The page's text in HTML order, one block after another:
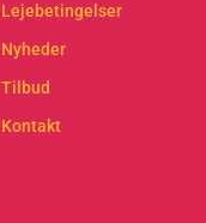
Lejebetingelser
Nyheder
Tilbud
Kontakt